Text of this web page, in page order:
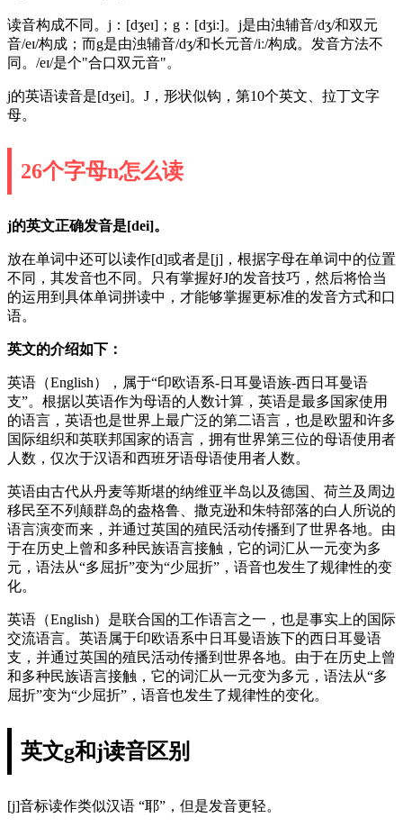
读音构成不同。j：[dʒeɪ]；g：[dʒi:]。j是由浊辅音/dʒ/和双元
音/eɪ/构成；而g是由浊辅音/dʒ/和长元音/iː/构成。发音方法不
同。/eɪ/是个"合口双元音"。
j的英语读音是[dʒei]。J，形状似钩，第10个英文、拉丁文字
母。
26个字母n怎么读
j的英文正确发音是[dei]。
放在单词中还可以读作[d]或者是[j]，根据字母在单词中的位置
不同，其发音也不同。只有掌握好J的发音技巧，然后将恰当
的运用到具体单词拼读中，才能够掌握更标准的发音方式和口
语。
英文的介绍如下：
英语（English），属于“印欧语系-日耳曼语族-西日耳曼语
支”。根据以英语作为母语的人数计算，英语是最多国家使用
的语言，英语也是世界上最广泛的第二语言，也是欧盟和许多
国际组织和英联邦国家的语言，拥有世界第三位的母语使用者
人数，仅次于汉语和西班牙语母语使用者人数。
英语由古代从丹麦等斯堪的纳维亚半岛以及德国、荷兰及周边
移民至不列颠群岛的盎格鲁、撒克逊和朱特部落的白人所说的
语言演变而来，并通过英国的殖民活动传播到了世界各地。由
于在历史上曾和多种民族语言接触，它的词汇从一元变为多
元，语法从“多屈折”变为“少屈折”，语音也发生了规律性的变
化。
英语（English）是联合国的工作语言之一，也是事实上的国际
交流语言。英语属于印欧语系中日耳曼语族下的西日耳曼语
支，并通过英国的殖民活动传播到世界各地。由于在历史上曾
和多种民族语言接触，它的词汇从一元变为多元，语法从“多
屈折”变为“少屈折”，语音也发生了规律性的变化。
英文g和j读音区别
[j]音标读作类似汉语 “耶”，但是发音更轻。